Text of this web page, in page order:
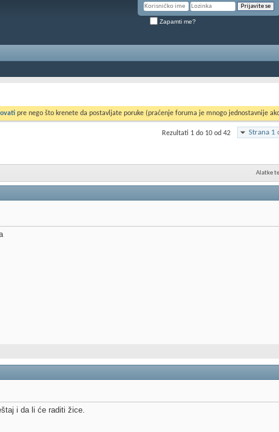
Zapamti me?
pre nego što krenete da postavljate poruke (praćenje foruma je mnogo jednostavnije
Strana 1
Rezultati 1 do 10 od 42
Alatke
i da li će raditi žice.